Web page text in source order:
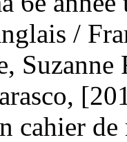
/
cahier de